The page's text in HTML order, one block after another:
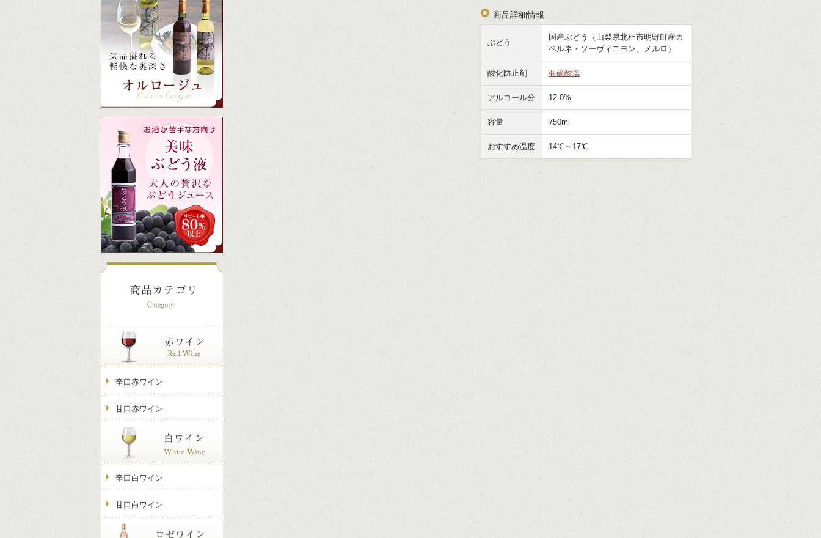
辛口赤ワイン
甘口赤ワイン
辛口白ワイン
甘口白ワイン
商品詳細情報
ぶどう
国産ぶどう（山梨県北杜市明野町産カ
ベルネ・ソーヴィニヨン、メルロ）
酸化防止剤 亜硫酸塩
アルコール分 12.0%
容量 750ml
おすすめ温度 14℃～17℃